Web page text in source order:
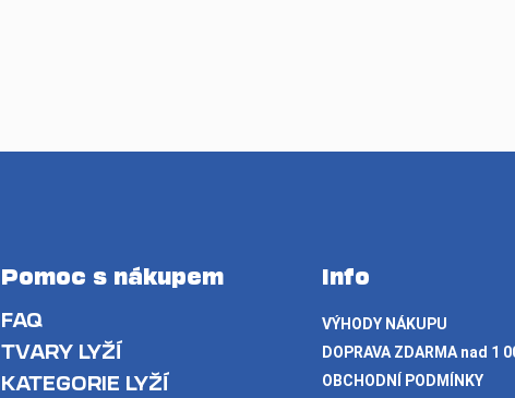
Pomoc s nákupem
FAQ
TVARY LYŽÍ
KATEGORIE LYŽÍ
Info
VÝHODY NÁKUPU
DOPRAVA ZDARMA nad 1
OBCHODNÍ PODMÍNKY